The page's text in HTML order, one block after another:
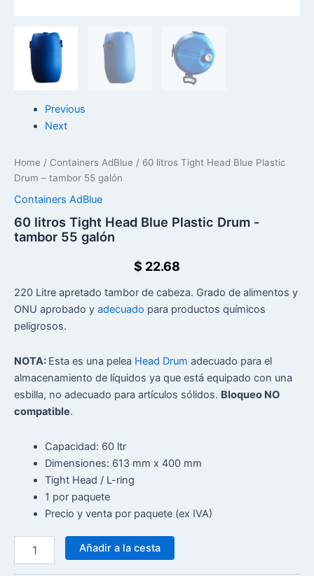
Previous
Next
Home / Containers AdBlue / 60 litros Tight Head Blue Plastic
Drum – tambor 55 galón
Containers AdBlue
60 litros Tight Head Blue Plastic Drum -
tambor 55 galón
$ 22.68
220 Litre apretado tambor de cabeza. Grado de alimentos y
ONU aprobado y adecuado para productos químicos
peligrosos.
NOTA: Esta es una pelea Head Drum adecuado para el
almacenamiento de líquidos ya que está equipado con una
esbilla, no adecuado para artículos sólidos. Bloqueo NO
compatible.
Capacidad: 60 ltr
Dimensiones: 613 mm x 400 mm
Tight Head / L-ring
1 por paquete
Precio y venta por paquete (ex IVA)
Añadir a la cesta